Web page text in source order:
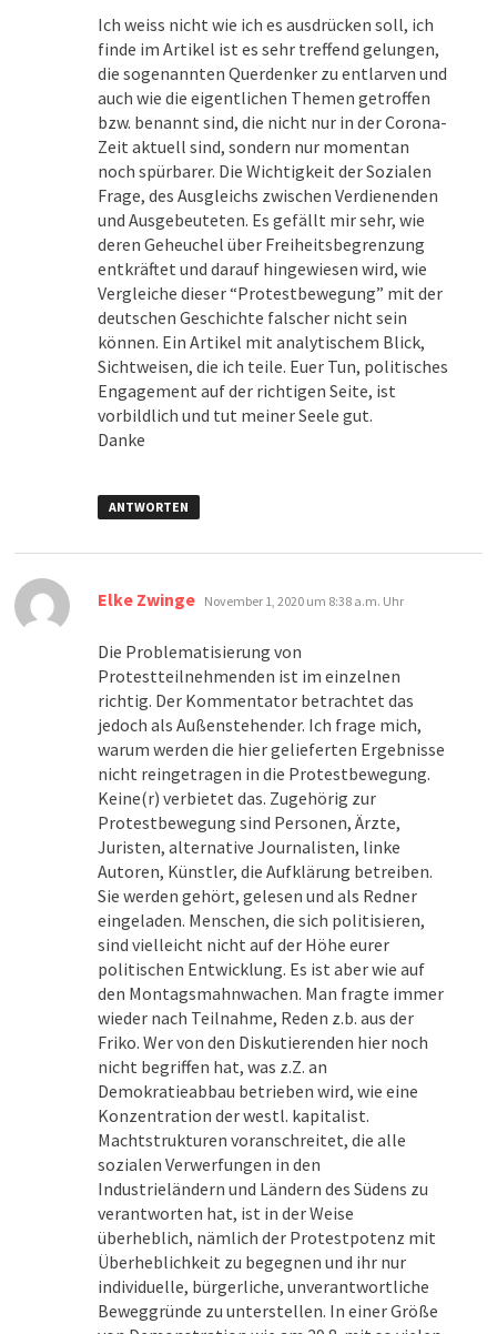
Ich weiss nicht wie ich es ausdrücken soll, ich
finde im Artikel ist es sehr treffend gelungen,
die sogenannten Querdenker zu entlarven und
auch wie die eigentlichen Themen getroffen
bzw. benannt sind, die nicht nur in der Corona-
Zeit aktuell sind, sondern nur momentan
noch spürbarer. Die Wichtigkeit der Sozialen
Frage, des Ausgleichs zwischen Verdienenden
und Ausgebeuteten. Es gefällt mir sehr, wie
deren Geheuchel über Freiheitsbegrenzung
entkräftet und darauf hingewiesen wird, wie
Vergleiche dieser “Protestbewegung” mit der
deutschen Geschichte falscher nicht sein
können. Ein Artikel mit analytischem Blick,
Sichtweisen, die ich teile. Euer Tun, politisches
Engagement auf der richtigen Seite, ist
vorbildlich und tut meiner Seele gut.
Danke
ANTWORTEN
Elke Zwinge sagt:
November 1, 2020 um 8:38 a.m. Uhr
Die Problematisierung von
Protestteilnehmenden ist im einzelnen
richtig. Der Kommentator betrachtet das
jedoch als Außenstehender. Ich frage mich,
warum werden die hier gelieferten Ergebnisse
nicht reingetragen in die Protestbewegung.
Keine(r) verbietet das. Zugehörig zur
Protestbewegung sind Personen, Ärzte,
Juristen, alternative Journalisten, linke
Autoren, Künstler, die Aufklärung betreiben.
Sie werden gehört, gelesen und als Redner
eingeladen. Menschen, die sich politisieren,
sind vielleicht nicht auf der Höhe eurer
politischen Entwicklung. Es ist aber wie auf
den Montagsmahnwachen. Man fragte immer
wieder nach Teilnahme, Reden z.b. aus der
Friko. Wer von den Diskutierenden hier noch
nicht begriffen hat, was z.Z. an
Demokratieabbau betrieben wird, wie eine
Konzentration der westl. kapitalist.
Machtstrukturen voranschreitet, die alle
sozialen Verwerfungen in den
Industrieländern und Ländern des Südens zu
verantworten hat, ist in der Weise
überheblich, nämlich der Protestpotenz mit
Überheblichkeit zu begegnen und ihr nur
individuelle, bürgerliche, unverantwortliche
Beweggründe zu unterstellen. In einer Größe